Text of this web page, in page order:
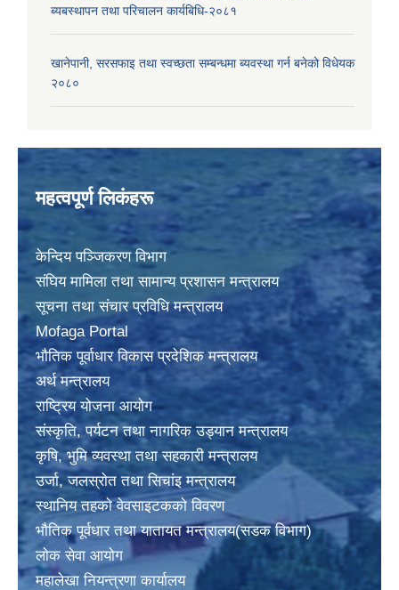
ब्यबस्थापन तथा परिचालन कार्यबिधि-२०८१
खानेपानी, सरसफाइ तथा स्वच्छता सम्बन्धमा ब्यवस्था गर्न बनेको विधेयक
२०८०
महत्वपूर्ण लिकंहरू
केन्दिय पञ्जिकरण विभाग
संघिय मामिला तथा सामान्य प्रशासन मन्त्रालय
सूचना तथा संचार प्रविधि मन्त्रालय
Mofaga Portal
भाैतिक पूर्वाधार विकास प्रदेशिक मन्त्रालय
अर्थ मन्त्रालय
राष्ट्रिय योजना आयोग
संस्कृति, पर्यटन तथा नागरिक उड्यान मन्त्रालय
कृषि, भुमि व्यवस्था तथा सहकारी मन्त्रालय
उर्जा, जलस्राेत तथा सिचांइ मन्त्रालय
स्थानिय तहकाे वेवसाइटककाे विवरण
भाैतिक पूर्वधार तथा यातायत मन्त्रालय(सडक विभाग)
लाेक सेवा आयोग
महालेखा नियन्त्रणा कार्यालय